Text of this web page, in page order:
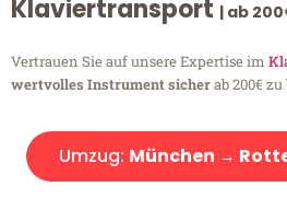
Klaviertransport | ab
Vertrauen Sie auf unsere Expertise im
wertvolles Instrument sicherab 200€
Umzug: München →